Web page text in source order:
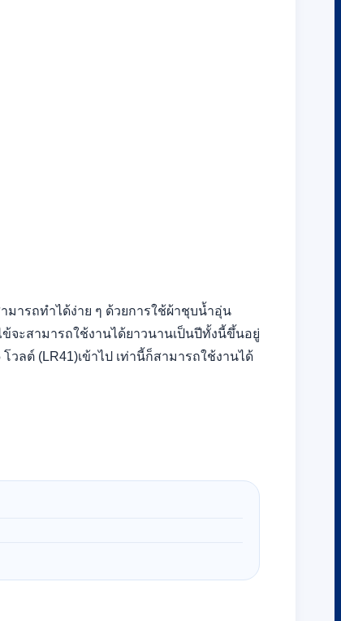
ารถทำได้ง่าย ๆ ด้วยการใช้ผ้าชุบน้ำอุ่น
จะสามารถใช้งานได้ยาวนานเป็นปีทั้งนี้ขึ้นอยู่
ลต์ (LR41)เข้าไป เท่านี้ก็สามารถใช้งานได้